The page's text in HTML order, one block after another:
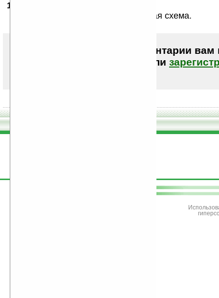
18.03.2009
ИМХО это уже слишком ненадёжная схема.
Чтобы писать комментарии вам
или